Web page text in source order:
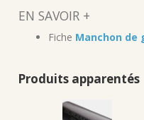
EN SAVOIR +
Fiche Manchon de
Produits apparentés